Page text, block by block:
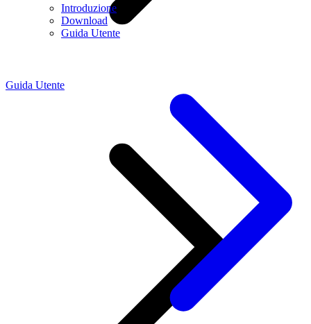
Introduzione
Download
Guida Utente
Guida Utente